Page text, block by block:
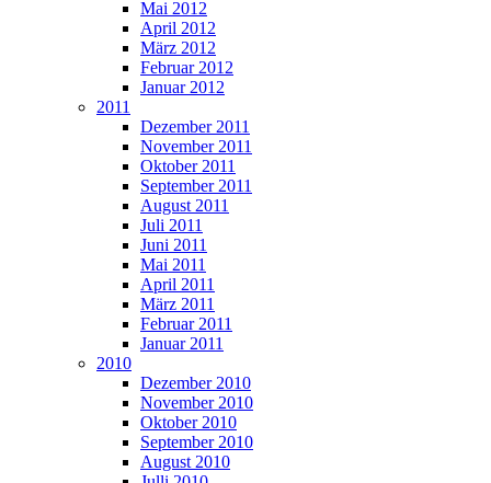
Mai 2012
April 2012
März 2012
Februar 2012
Januar 2012
2011
Dezember 2011
November 2011
Oktober 2011
September 2011
August 2011
Juli 2011
Juni 2011
Mai 2011
April 2011
März 2011
Februar 2011
Januar 2011
2010
Dezember 2010
November 2010
Oktober 2010
September 2010
August 2010